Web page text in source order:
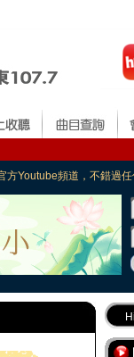
方Youtube頻道，不錯過任